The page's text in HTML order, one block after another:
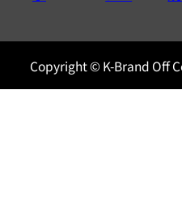
Copyright © K-Brand Off